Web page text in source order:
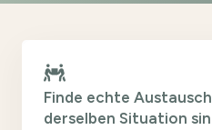
Finde echte
derselben Situation